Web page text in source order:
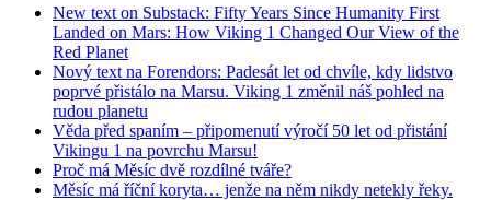
New text on Substack: Fifty Years Since Humanity First
Landed on Mars: How Viking 1 Changed Our View of the
Red Planet
Nový text na Forendors: Padesát let od chvíle, kdy lidstvo
poprvé přistálo na Marsu. Viking 1 změnil náš pohled na
rudou planetu
Věda před spaním – připomenutí výročí 50 let od přistání
Vikingu 1 na povrchu Marsu!
Proč má Měsíc dvě rozdílné tváře?
Měsíc má říční koryta… jenže na něm nikdy netekly řeky.